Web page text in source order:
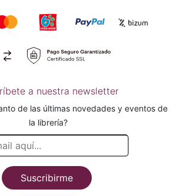
a nuestra newsletter
de las últimas novedades y eventos de
la librería?
Suscribirme